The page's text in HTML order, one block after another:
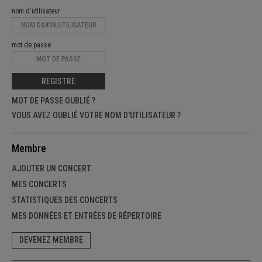
nom d'utilisateur
mot de passe
REGISTRE
MOT DE PASSE OUBLIÉ ?
VOUS AVEZ OUBLIÉ VOTRE NOM D'UTILISATEUR ?
Membre
AJOUTER UN CONCERT
MES CONCERTS
STATISTIQUES DES CONCERTS
MES DONNÉES ET ENTRÉES DE RÉPERTOIRE
DEVENEZ MEMBRE